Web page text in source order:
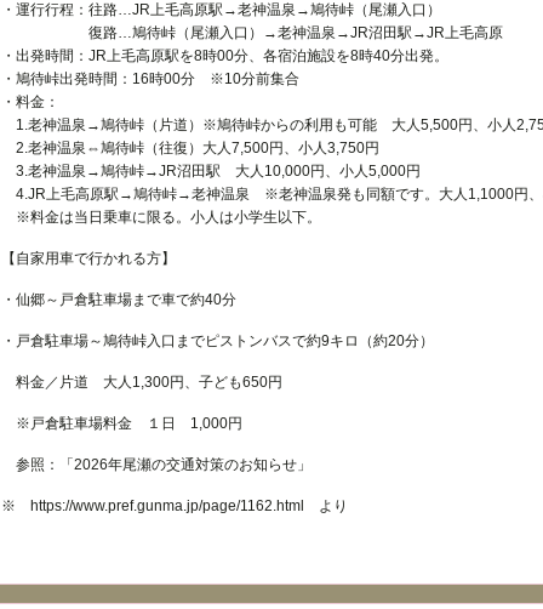
・運行行程：往路…JR上毛高原駅→老神温泉→鳩待峠（尾瀬入口）
復路…鳩待峠（尾瀬入口）→老神温泉→JR沼田駅→JR上毛高原
・出発時間：JR上毛高原駅を8時00分、各宿泊施設を8時40分出発。
・鳩待峠出発時間：16時00分 ※10分前集合
・料金：
1.老神温泉→鳩待峠（片道）※鳩待峠からの利用も可能 大人5,500円、小人
2.老神温泉⇔鳩待峠（往復）大人7,500円、小人3,750円
3.老神温泉→鳩待峠→JR沼田駅 大人10,000円、小人5,000円
4.JR上毛高原駅→鳩待峠→老神温泉 ※老神温泉発も同額です。大人1,1000円、
※料金は当日乗車に限る。小人は小学生以下。
【自家用車で行かれる方】
・仙郷～戸倉駐車場まで車で約40分
・戸倉駐車場～鳩待峠入口までピストンバスで約9キロ（約20分）
料金／片道 大人1,300円、子ども650円
※戸倉駐車場料金 １日 1,000円
参照：「2026年尾瀬の交通対策のお知らせ」
※ https://www.pref.gunma.jp/page/1162.html より